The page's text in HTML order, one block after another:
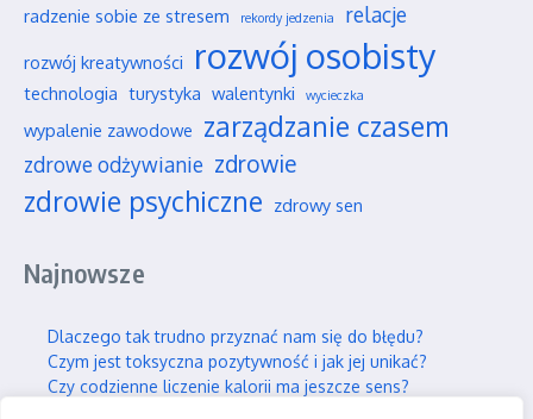
radzenie sobie ze stresem rekordy jedzenia relacje
rozwój kreatywności rozwój osobisty
technologia turystyka walentynki wycieczka
wypalenie zawodowe zarządzanie czasem
zdrowe odżywianie zdrowie
zdrowie psychiczne zdrowy sen
Najnowsze
Dlaczego tak trudno przyznać nam się do błędu?
Czym jest toksyczna pozytywność i jak jej unikać?
Czy codzienne liczenie kalorii ma jeszcze sens?